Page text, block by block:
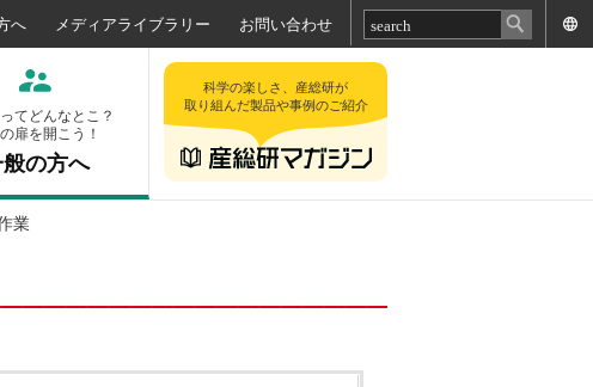
へ メディアライブラリー お問い合わせ
てどんなとこ？
扉を開こう！
の方へ
科学の楽しさ、産総研が
取り組んだ製品や事例のご紹介
業